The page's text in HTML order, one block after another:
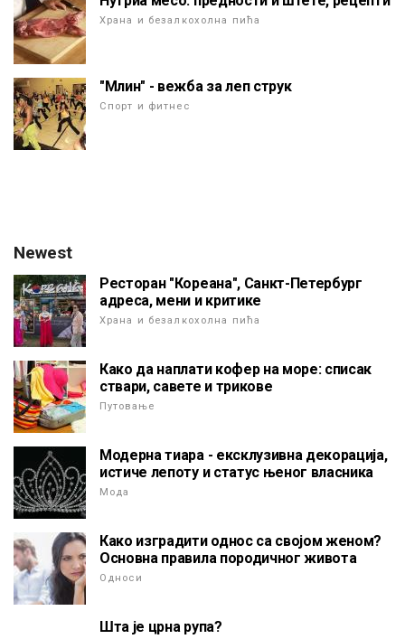
Храна и безалкохолна пића
"Млин" - вежба за леп струк
Спорт и фитнес
Newest
Ресторан "Кореана", Санкт-Петербург
адреса, мени и критике
Храна и безалкохолна пића
Како да наплати кофер на море: списак
ствари, савете и трикове
Путовање
Модерна тиара - ексклузивна декорација,
истиче лепоту и статус њеног власника
Мода
Како изградити однос са својом женом?
Основна правила породичног живота
Односи
Шта је црна рупа?